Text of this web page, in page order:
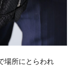
場所にとらわれ